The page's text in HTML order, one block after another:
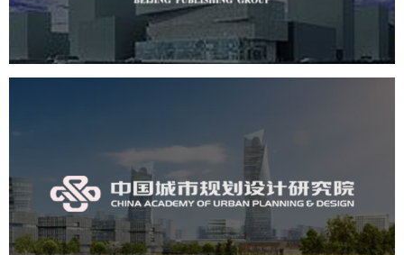
集团网站建设公司
网站建设
中国城市规划设计研究院
机构组织 国企 品牌官网 网站建设 网站设计